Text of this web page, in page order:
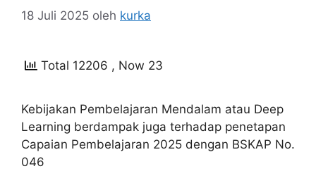
18 Juli 2025 oleh kurka
Total 12206 , Now 23
Kebijakan Pembelajaran Mendalam atau Deep
Learning berdampak juga terhadap penetapan
Capaian Pembelajaran 2025 dengan BSKAP No.
046